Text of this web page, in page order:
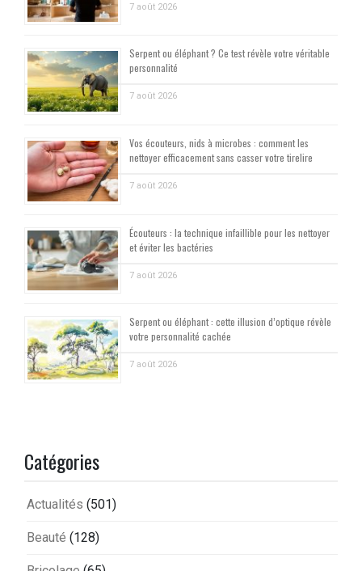
7 août 2026
Serpent ou éléphant ? Ce test révèle votre véritable
personnalité
7 août 2026
Vos écouteurs, nids à microbes : comment les
nettoyer efficacement sans casser votre tirelire
7 août 2026
Écouteurs : la technique infaillible pour les nettoyer
et éviter les bactéries
7 août 2026
Serpent ou éléphant : cette illusion d’optique révèle
votre personnalité cachée
7 août 2026
Catégories
Actualités (501)
Beauté (128)